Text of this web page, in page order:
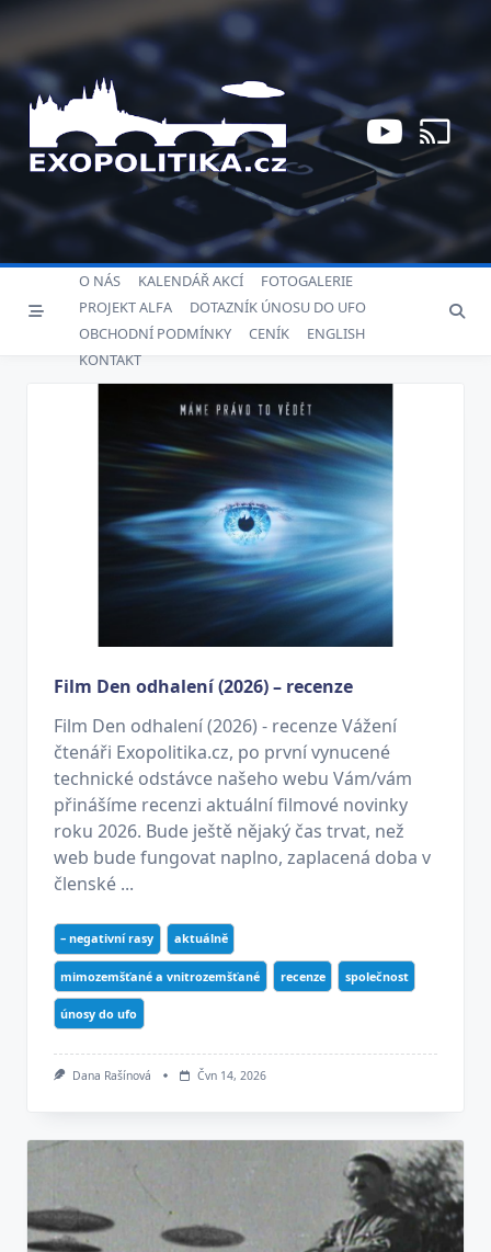
Skip
content
O NÁS KALENDÁŘ AKCÍ
FOTOGALERIE
PROJEKT ALFA
DOTAZNÍK ÚNOSU DO UFO
OBCHODNÍ PODMÍNKY
CENÍK
ENGLISH
KONTAKT
Film Den odhalení (2026) – recenze
Film Den odhalení (2026) - recenze Vážení
čtenáři Exopolitika.cz, po první vynucené
technické odstávce našeho webu Vám/vám
přinášíme recenzi aktuální filmové novinky
roku 2026. Bude ještě nějaký čas trvat, než
web bude fungovat naplno, zaplacená doba v
členské ...
– negativní rasy aktuálně
mimozemšťané a vnitrozemšťané recenze společnost
únosy do ufo
Dana Rašínová Čvn 14, 2026